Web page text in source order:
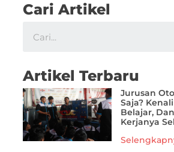
Cari Artikel
Artikel Terbaru
Jurusan
Saja?
Belajar,
Kerjanya